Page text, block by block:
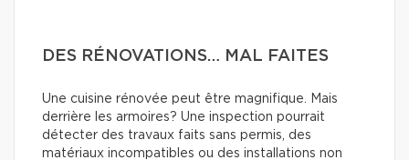
DES RÉNOVATIONS… MAL FAITES
Une cuisine rénovée peut être magnifique. Mais
derrière les armoires? Une inspection pourrait
détecter des travaux faits sans permis, des
matériaux incompatibles ou des installations non